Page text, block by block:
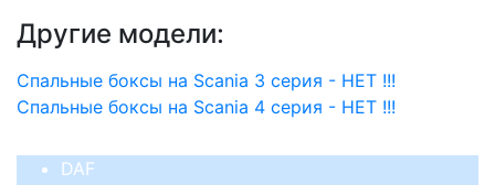
Другие модели:
Спальные боксы на Scania 3 серия - НЕТ !!!
Спальные боксы на Scania 4 серия - НЕТ !!!
DAF